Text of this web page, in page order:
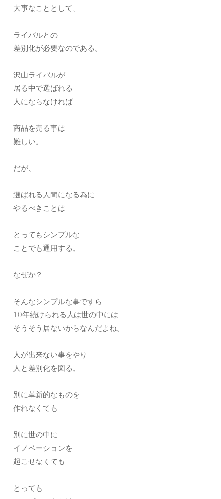
大事なこととして、
ライバルとの
差別化が必要なのである。
沢山ライバルが
居る中で選ばれる
人にならなければ
商品を売る事は
難しい。
だが、
選ばれる人間になる為に
やるべきことは
とってもシンプルな
ことでも通用する。
なぜか？
そんなシンプルな事ですら
10年続けられる人は世の中には
そうそう居ないからなんだよね。
人が出来ない事をやり
人と差別化を図る。
別に革新的なものを
作れなくても
別に世の中に
イノベーションを
起こせなくても
とっても